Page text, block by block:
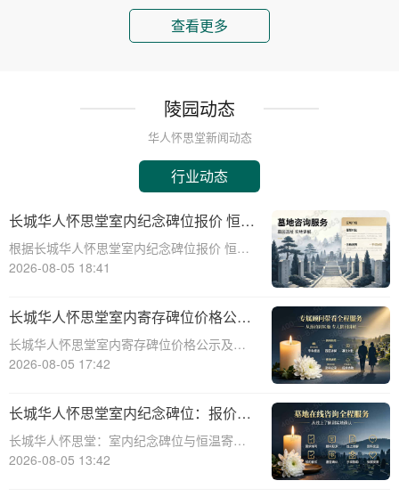
查看更多
陵园动态
华人怀思堂新闻动态
行业动态
长城华人怀思堂室内纪念碑位报价 恒温
寄存配套同步减免详解
根据长城华人怀思堂室内纪念碑位报价 恒温
寄存配套同步减免详解☎ 华人怀思堂电
的加快和城市化进程的加速，人们对身后事
的安排也提出了更高的要求。长城华
2026-08-05 18:41
长城华人怀思堂室内寄存碑位价格公示
签约立减配套礼包详解
长城华人怀思堂室内寄存碑位价格公示及签
约立减配套礼包详解☎ 华人怀思堂电话:400-
加快，对于灵堂、纪念馆等场所的寄存需求
日益增长。长城华人怀思堂作为一
2026-08-05 17:42
长城华人怀思堂室内纪念碑位：报价透
明，恒温寄存享减免
长城华人怀思堂：室内纪念碑位与恒温寄存
服务，为您带来更优质的殡葬体验☎ 华人怀
2026-08-05 13:42